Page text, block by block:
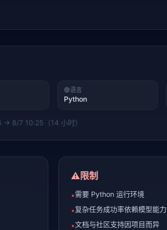
🟢语言
Python
8/7 10:25（14 小时）
⚠️限制
•需要 Python 运行环境
•复杂任务成功率依赖模型能力
•文档与社区支持因项目而异